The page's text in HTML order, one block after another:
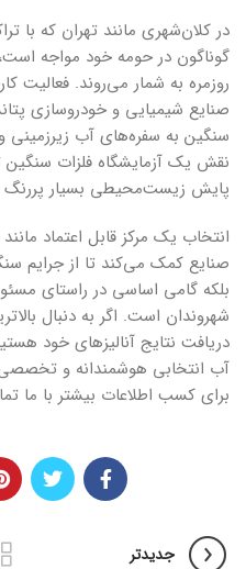
در کلان‌شهری مانند تهران که با
گوناگون در حومه خود مواجه
روزمره به شمار می‌روند. فعالیت
صنایع شیمیایی و خودروسازی
سنگین به سفره‌های آب زیرزمینی
نقش یک آزمایشگاه فلزات سنگین
پایش زیست‌محیطی بسیار
انتخاب یک مرکز قابل اعتماد
صنایع کمک می‌کند تا از جرایم
بلکه گامی اساسی در راستای
شهروندان است. اگر به دنبال
دریافت نتایج آنالیزهای خود
آب انتخابی هوشمندانه و
برای کسب اطلاعات بیشتر با ما
جدیدتر